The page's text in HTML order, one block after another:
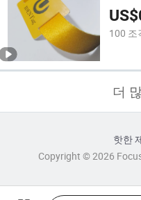
US$
100 조
더
핫한
Copyright © 2026